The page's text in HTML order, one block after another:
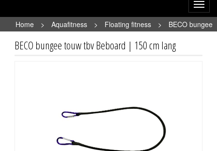
Home
> Aquafitness > Floating fitness >
BECO bungee
touw tbv Beboard | 150 cm lang
BECO bungee touw tbv Beboard | 150 cm lang